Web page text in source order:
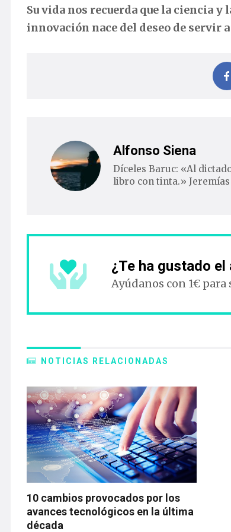
Su vida nos recuerda que la ciencia
innovación nace del deseo de servir
Alfonso Siena
Díceles Baruc: «Al
libro con tinta.» Jeremías
¿Te ha gustado
Ayúdanos con 1€
NOTICIAS RELACIONADAS
10 cambios provocados por los
avances tecnológicos en la última
década